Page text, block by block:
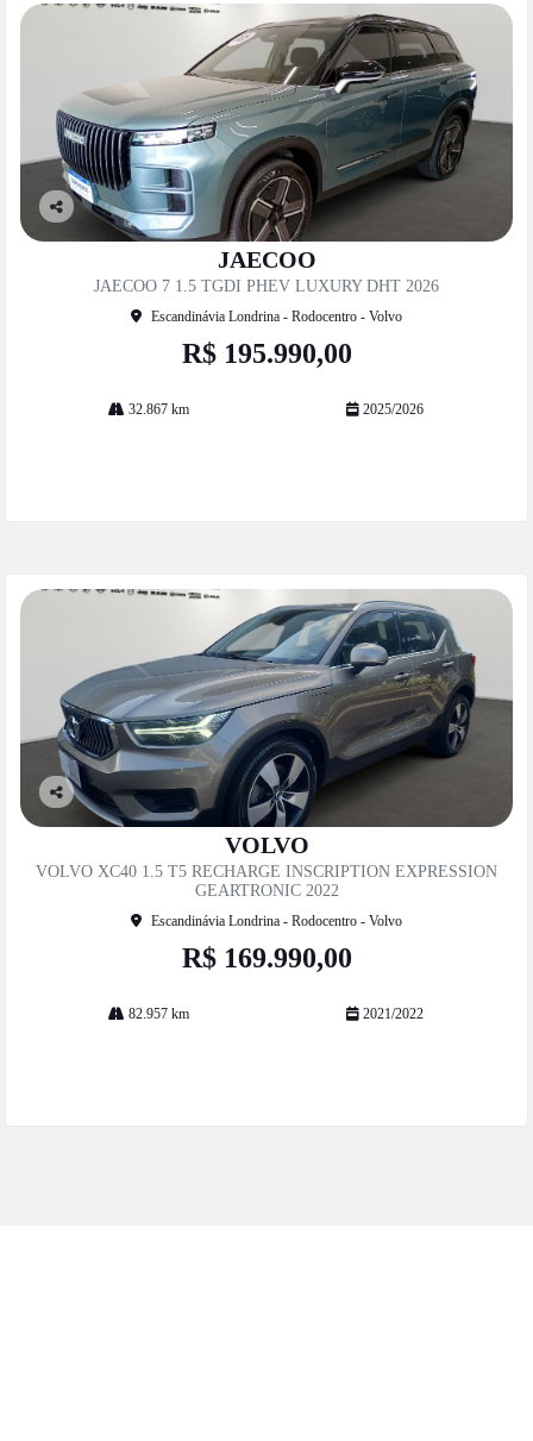
JAECOO
JAECOO 7 1.5 TGDI PHEV LUXURY DHT 2026
Escandinávia Londrina - Rodocentro - Volvo
R$ 195.990,00
32.867 km 2025/2026
he
VOLVO
VOLVO XC40 1.5 T5 RECHARGE INSCRIPTION EXPRESSION
GEARTRONIC 2022
Escandinávia Londrina - Rodocentro - Volvo
R$ 169.990,00
82.957 km 2021/2022